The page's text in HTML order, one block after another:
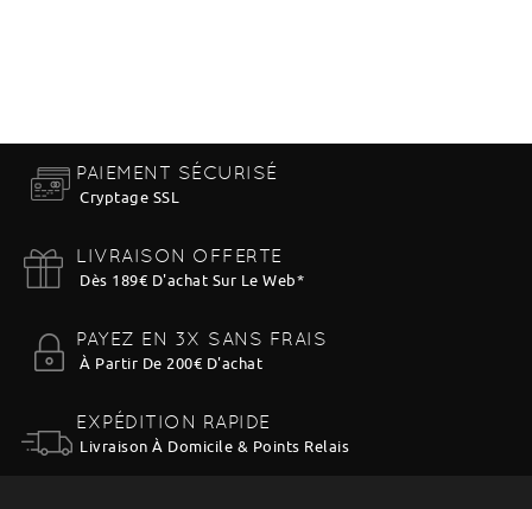
PAIEMENT SÉCURISÉ
Cryptage SSL
LIVRAISON OFFERTE
Dès 189€ D'achat Sur Le Web*
PAYEZ EN 3X SANS FRAIS
À Partir De 200€ D'achat
EXPÉDITION RAPIDE
Livraison À Domicile & Points Relais